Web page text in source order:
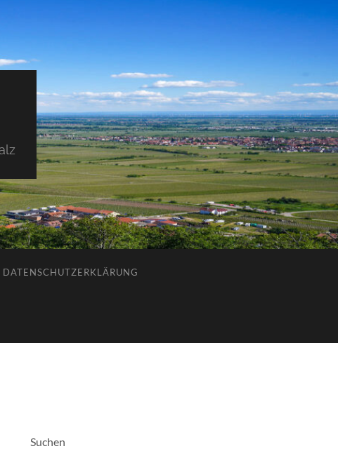
DATENSCHUTZERKLÄRUNG
Suchen